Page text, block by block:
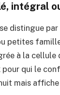
intégral
distingue
petites
à la cellule
qui le
mais